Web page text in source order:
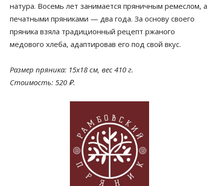
натура. Восемь лет занимается пряничным ремеслом, а
печатными пряниками — два года. За основу своего
пряника взяла традиционный рецепт ржаного
медового хлеба, адаптировав его под свой вкус.
Размер пряника: 15х18 см, вес 410 г.
Стоимость: 520 ₽.